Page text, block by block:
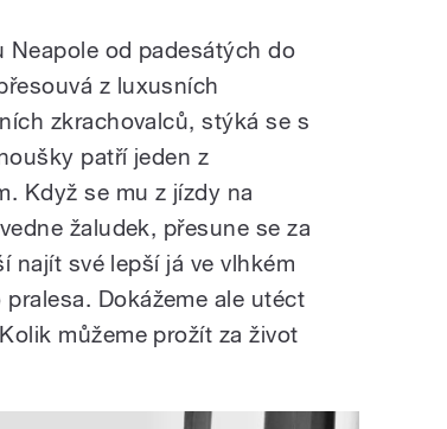
Neapole od padesátých do
z luxusních
zkrachovalců, stýká se s
patří jeden z
Když se mu z jízdy na
žaludek, přesune se za
najít své lepší já ve vlhkém
Dokážeme ale utéct
můžeme prožít za život